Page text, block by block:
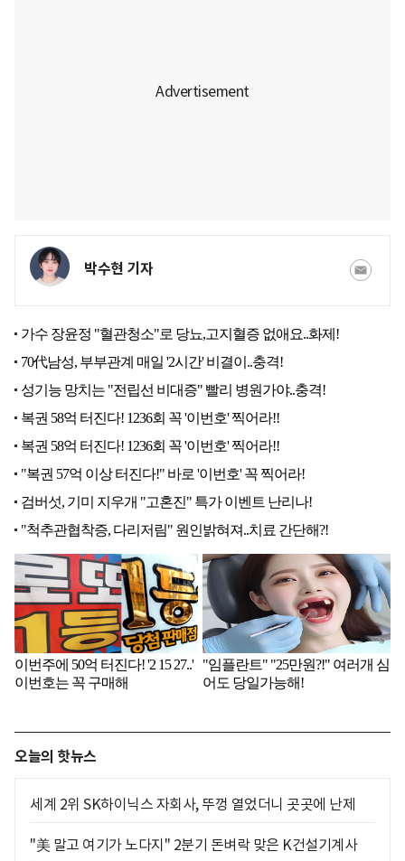
박수현 기자
오늘의 핫뉴스
세계 2위 SK하이닉스 자회사, 뚜껑 열었더니 곳곳에 난제
"美 말고 여기가 노다지" 2분기 돈벼락 맞은 K건설기계사